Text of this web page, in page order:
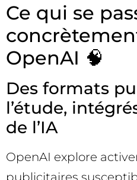
Ce qui se
OpenAI 🧠
Des formats
l’étude,
de l’IA
OpenAI explore
publicitaires